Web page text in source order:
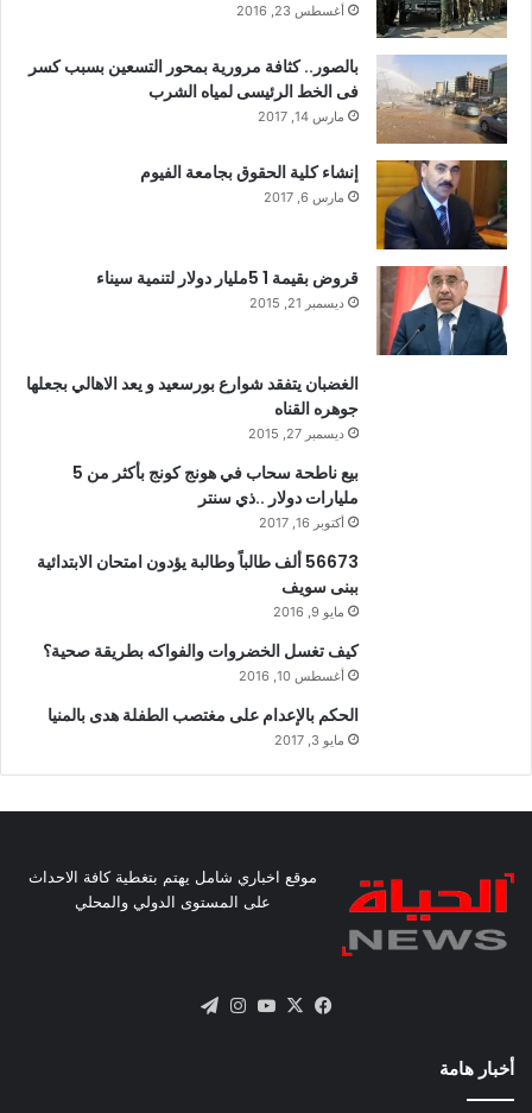
أغسطس 23, 2016
بالصور.. كثافة مرورية بمحور التسعين بسبب كسر
فى الخط الرئيسى لمياه الشرب
مارس 14, 2017
إنشاء كلية الحقوق بجامعة الفيوم
مارس 6, 2017
قروض بقيمة 1 5مليار دولار لتنمية سيناء
ديسمبر 21, 2015
الغضبان يتفقد شوارع بورسعيد و يعد الاهالي بجعلها
جوهره القناه
ديسمبر 27, 2015
بيع ناطحة سحاب في هونج كونج بأكثر من 5
مليارات دولار ..ذي سنتر
أكتوبر 16, 2017
56673 ألف طالباً وطالبة يؤدون امتحان الابتدائية
ببنى سويف
مايو 9, 2016
كيف تغسل الخضروات والفواكه بطريقة صحية؟
أغسطس 10, 2016
الحكم بالإعدام على مغتصب الطفلة هدى بالمنيا
مايو 3, 2017
موقع اخباري شامل يهتم بتغطية كافة الاحداث
على المستوى الدولي والمحلي
فيسبوك
X يوتيوبانستقرام
أخبار هامة